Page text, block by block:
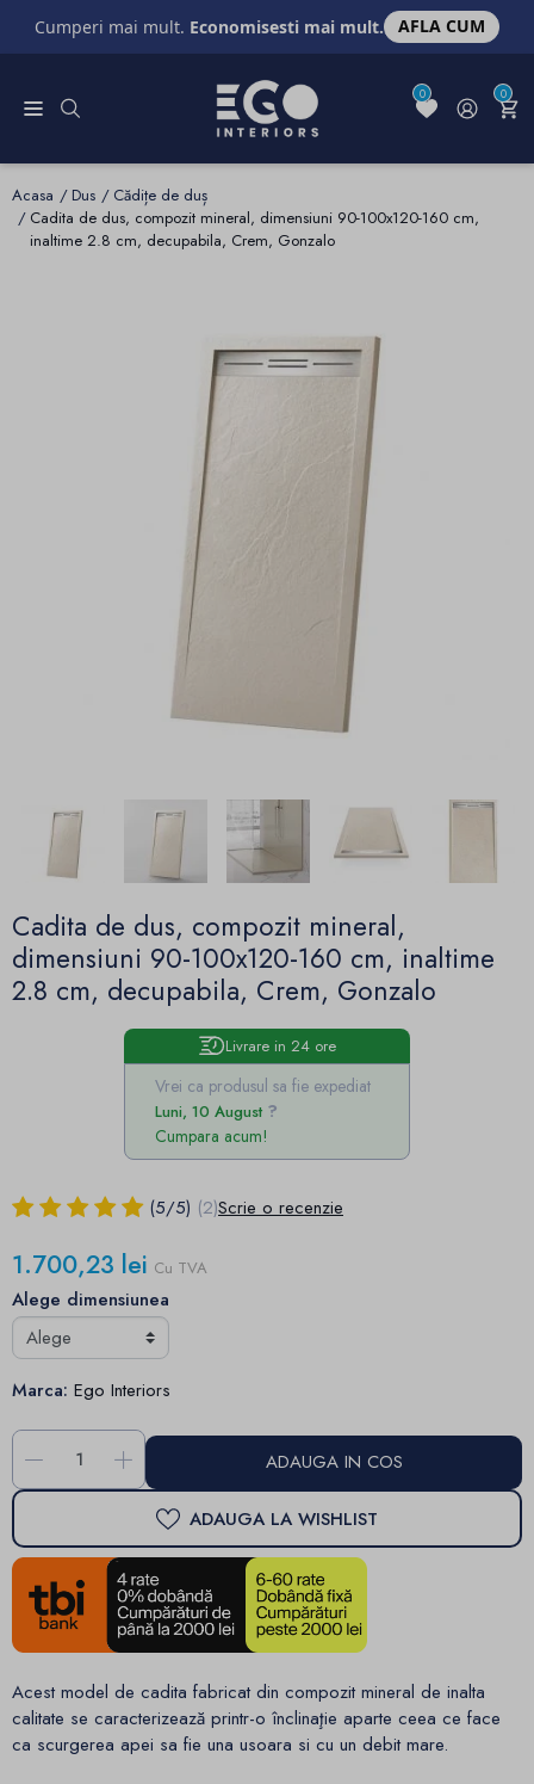
Cumperi mai mult. Economisesti mai mult. AFLA CUM
0 0
Acasa Dus
Cădițe de duș
Cadita de dus, compozit mineral, dimensiuni 90-100x120-160 cm,
inaltime 2.8 cm, decupabila, Crem, Gonzalo
Cadita de dus, compozit mineral,
dimensiuni 90-100x120-160 cm, inaltime
2.8 cm, decupabila, Crem, Gonzalo
Livrare in 24 ore
Vrei ca produsul sa fie expediat
Luni, 10 August
Cumpara acum!
(5/5) (2)Scrie o recenzie
1.700,23 lei Cu TVA
Alege dimensiunea
Marca: Ego Interiors
- + ADAUGA IN COS
ADAUGA LA WISHLIST
Acest model de cadita fabricat din compozit mineral de inalta
calitate se caracterizează printr-o înclinaţie aparte ceea ce face
ca scurgerea apei sa fie una usoara si cu un debit mare.